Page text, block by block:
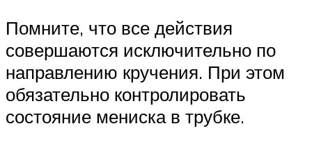
Помните, что все действия
совершаются исключительно по
направлению кручения. При этом
обязательно контролировать
состояние мениска в трубке.